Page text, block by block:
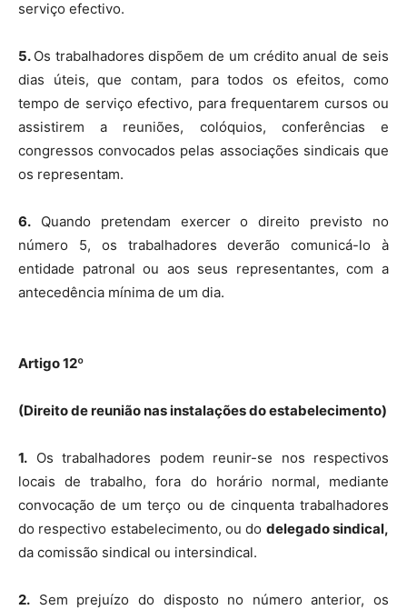
serviço efectivo.
5. Os trabalhadores dispõem de um crédito anual de seis
dias úteis, que contam, para todos os efeitos, como
tempo de serviço efectivo, para frequentarem cursos ou
assistirem a reuniões, colóquios, conferências e
congressos convocados pelas associações sindicais que
os representam.
6. Quando pretendam exercer o direito previsto no
número 5, os trabalhadores deverão comunicá-lo à
entidade patronal ou aos seus representantes, com a
antecedência mínima de um dia.
Artigo 12º
(Direito de reunião nas instalações do estabelecimento)
1. Os trabalhadores podem reunir-se nos respectivos
locais de trabalho, fora do horário normal, mediante
convocação de um terço ou de cinquenta trabalhadores
do respectivo estabelecimento, ou do delegado sindical,
da comissão sindical ou intersindical.
2. Sem prejuízo do disposto no número anterior, os